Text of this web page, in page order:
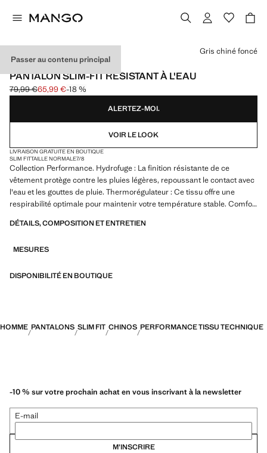
Passer au contenu principal
PERFORMANCE
PANTALON SLIM-FIT RÉSISTANT À L'EAU
Prix initial barré [79,99 € ]
79,99 €
Prix actuel [65,99 € ]
65,99 €-18 %
Choisissez une couleur
Gris chiné foncé
ALERTEZ-MOI.
VOIR LE LOOK
LIVRAISON GRATUITE EN BOUTIQUE
SLIM FITTAILLE NORMALE7/8
Collection Performance. Hydrofuge : La finition résistante de ce
vêtement protège contre les pluies légères, repoussant le contact avec
l'eau et les gouttes de pluie. Thermorégulateur : Ce tissu offre une
respirabilité optimale pour maintenir votre température stable. Comfort
avec cordon ajustable. Fermeture avant à double boutonnage et
passepoilées avec bouton à l'arrière. Produit en solde
PERFORMANCE : une collection de vêtements confectionnés à partir
à l’eau, organisés en trois catégories générales : Thermorégulation,
fonctionnalité et confort
DÉTAILS, COMPOSITION ET ENTRETIEN
MESURES
DISPONIBILITÉ EN BOUTIQUE
HOMME PANTALONS SLIM FIT CHINOS PERFORMANCE TISSU TECHNIQUE
-10 % sur votre prochain achat en vous inscrivant à la newsletter
E-mail
M’INSCRIRE